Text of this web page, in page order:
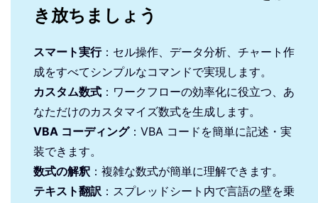
き放ちましょう
スマート実行：セル操作、データ分析、チャート作
成をすべてシンプルなコマンドで実現します。
カスタム数式 ：ワークフローの効率化に役立つ、あ
なただけのカスタマイズ数式を生成します。
VBA コーディング：VBA コードを簡単に記述・実
装できます。
数式の解釈 ：複雑な数式が簡単に理解できます。
テキスト翻訳 ：スプレッドシート内で言語の壁を乗